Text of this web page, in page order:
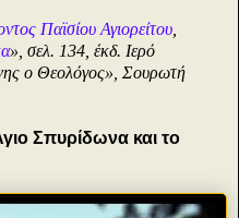
Παϊσίου Αγιορείτου,
», σελ. 134, έκδ. Ιερό
ο Θεολόγος», Σουρωτή
Σπυρίδωνα και το